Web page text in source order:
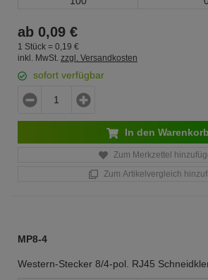
ab 0,09 €
1 Stück = 0, 19 €
inkl. MwSt. zzgl. Versandkosten
sofort verfügbar
In den Warenkorb
Zum Merkzettel
Zum Artikelvergleich
MP8-4
Western-Stecker 8/4-pol. RJ45